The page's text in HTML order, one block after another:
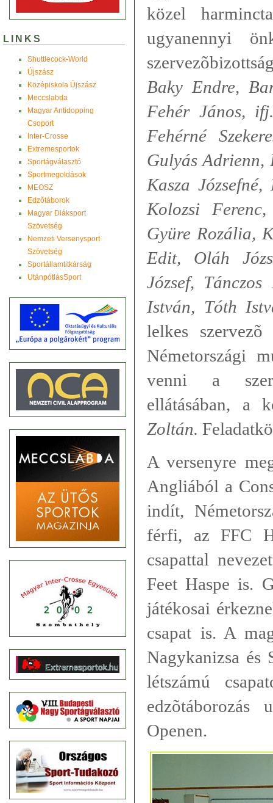
LINKS
Shuttlecock-World
Újszász
Középiskola Újszász
Meccslabda
Magyar Antidopping
Csoport
Inter-Crosse
Extremesportok
Sportágválasztó
Sportmegoldások
MEOSZ
Edzõtáborok
Magyar Diáksport
Szövetség
Nemzeti Versenysport
Szövetség
Sportállamtitkárság
UtánpótlásSport
közel
ugyanennyi
Baky Endre,
Fehér János,
Fehérné
Gulyás Adrienn,
Kasza
Kolozsi
Gyüre Rozália,
Edit, Oláh
József,
István, Tóth
lelkes
Németországi
venni a
ellátásában, a
Zoltán.
A versenyre
Angliából a
indít,
férfi, az FFC
csapattal
Feet Haspe is.
játékosai
csapat is. A
Nagykanizsa és
létszámú
edzõtáborozás
Openen.